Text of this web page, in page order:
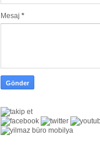
Mesaj *